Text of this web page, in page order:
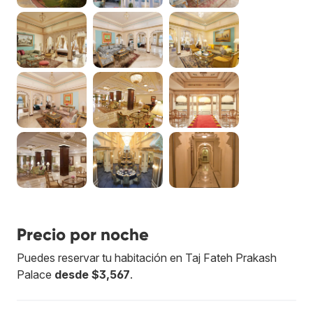
Precio por noche
Puedes reservar tu habitación en Taj Fateh Prakash
Palace desde $3,567.